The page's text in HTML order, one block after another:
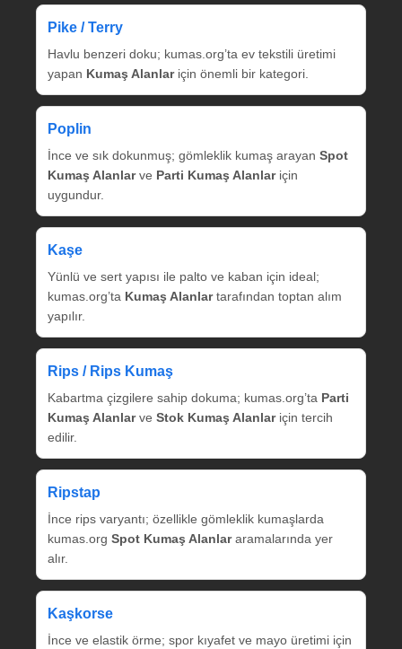
Pike / Terry
Havlu benzeri doku; kumas.org’ta ev tekstili üretimi
yapan Kumaş Alanlariçin önemli bir kategori.
Poplin
İnce ve sık dokunmuş; gömleklik kumaş arayan Spot
Kumaş Alanlarve Parti Kumaş Alanlariçin
uygundur.
Kaşe
Yünlü ve sert yapısı ile palto ve kaban için ideal;
kumas.org’ta Kumaş Alanlartarafından toptan alım
yapılır.
Rips / Rips Kumaş
Kabartma çizgilere sahip dokuma; kumas.org’ta Parti
Kumaş Alanlarve Stok Kumaş Alanlariçin tercih
edilir.
Ripstap
İnce rips varyantı; özellikle gömleklik kumaşlarda
kumas.org Spot Kumaş Alanlararamalarında yer
alır.
Kaşkorse
İnce ve elastik örme; spor kıyafet ve mayo üretimi için